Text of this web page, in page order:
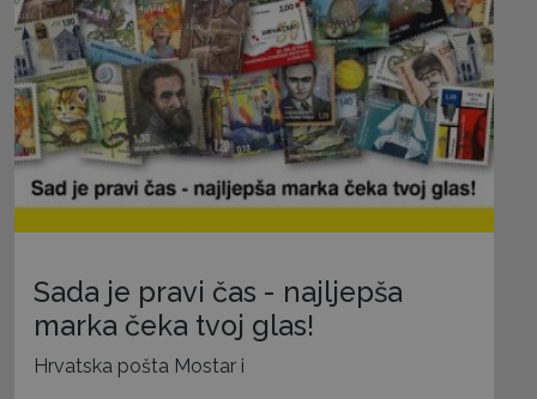
Sada je pravi čas - najljepša
marka čeka tvoj glas!
Hrvatska pošta Mostar i